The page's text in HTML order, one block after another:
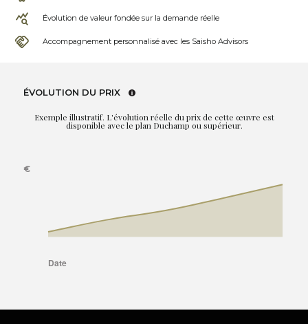
Évolution de valeur fondée sur la demande réelle
Accompagnement personnalisé avec les Saisho Advisors
ÉVOLUTION DU PRIX
Exemple illustratif. L'évolution réelle du prix de cette œuvre est
disponible avec le plan Duchamp ou supérieur.